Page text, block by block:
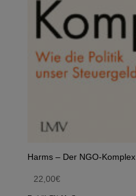
Harms – Der NGO-Komplex
22,00€